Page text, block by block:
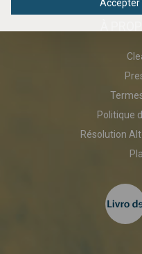
Politique
Résolution
Accepter